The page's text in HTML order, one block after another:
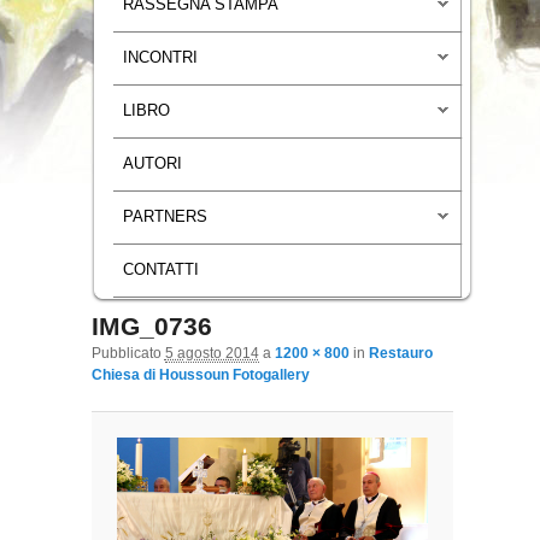
RASSEGNA STAMPA
INCONTRI
LIBRO
AUTORI
PARTNERS
CONTATTI
Navigazione immagini
IMG_0736
Pubblicato 5 agosto 2014a 1200 × 800in Restauro
Chiesa di Houssoun Fotogallery